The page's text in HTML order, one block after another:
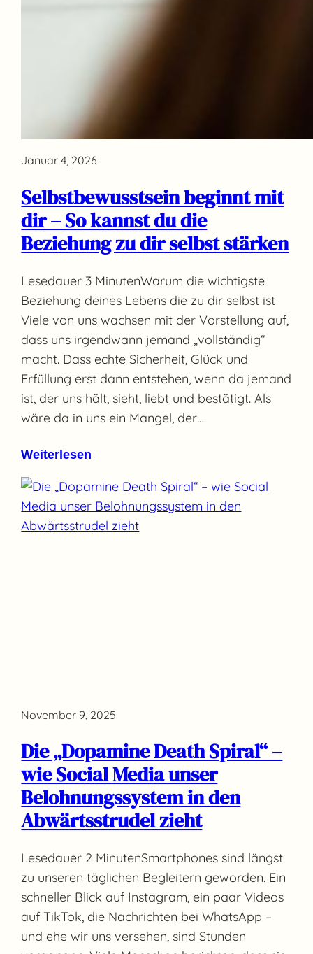
Januar 4, 2026
Selbstbewusstsein beginnt mit
dir – So kannst du die
Beziehung zu dir selbst stärken
Lesedauer 3 MinutenWarum die wichtigste
Beziehung deines Lebens die zu dir selbst ist
Viele von uns wachsen mit der Vorstellung auf,
dass uns irgendwann jemand „vollständig“
macht. Dass echte Sicherheit, Glück und
Erfüllung erst dann entstehen, wenn da jemand
ist, der uns hält, sieht, liebt und bestätigt. Als
wäre da in uns ein Mangel, der…
Weiterlesen
November 9, 2025
Die „Dopamine Death Spiral“ –
wie Social Media unser
Belohnungssystem in den
Abwärtsstrudel zieht
Lesedauer 2 MinutenSmartphones sind längst
zu unseren täglichen Begleitern geworden. Ein
schneller Blick auf Instagram, ein paar Videos
auf TikTok, die Nachrichten bei WhatsApp –
und ehe wir uns versehen, sind Stunden